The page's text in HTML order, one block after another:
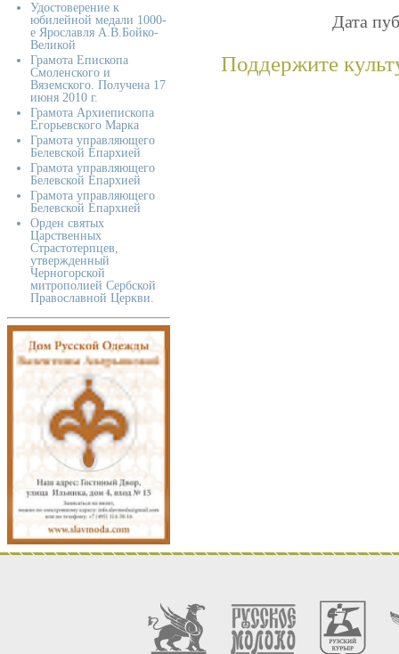
Дата
Поддержите
Удостоверение к
юбилейной медали 1000-
е Ярославля А.В.Бойко-
Великой
Грамота Епископа
Смоленского и
Вяземского. Получена 17
июня 2010 г.
Грамота Архиепископа
Егорьевского Марка
Грамота управляющего
Белевской Епархией
Грамота управляющего
Белевской Епархией
Грамота управляющего
Белевской Епархией
Орден святых
Царственных
Страстотерпцев,
утвержденный
Черногорской
митрополией Сербской
Православной Церкви.